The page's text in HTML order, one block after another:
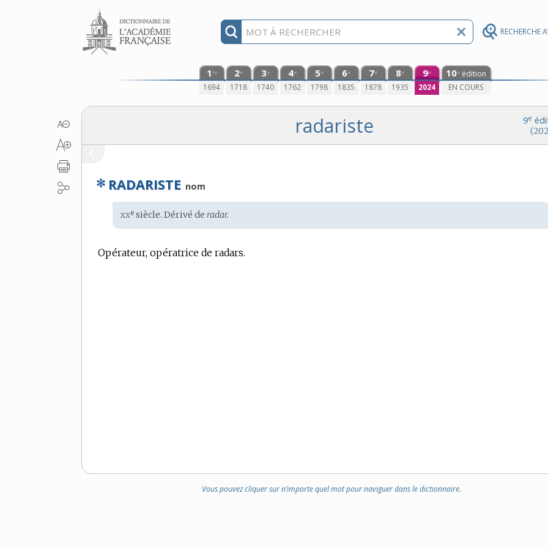
RECHERCHE
Aller au contenu
1 re
1694
2e
1718
3e
1740
4e
1762
5e
1798
6e
1835
7e
1878
8e
1935
9e
2024
10e édition
EN COURS
9e
radariste
✻ RADARISTE nom
Étymologie
:
xxe siècle. Dérivé deradar.
Opérateur, opératrice de radars.
Vous pouvez cliquer sur n’importe quel mot pour naviguer dans le dictionnaire.